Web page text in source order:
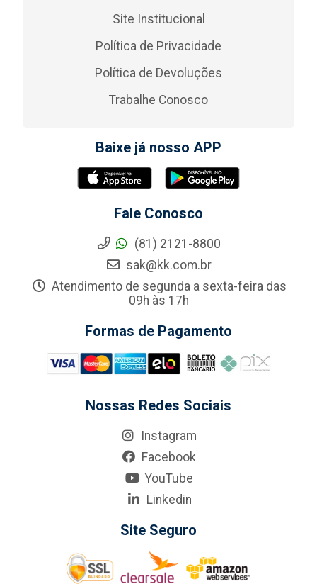
Site Institucional
Política de Privacidade
Política de Devoluções
Trabalhe Conosco
Baixe já nosso APP
Fale Conosco
(81) 2121-8800
sak@kk.com.br
Atendimento de segunda a sexta-feira das
09h às 17h
Formas de Pagamento
Nossas Redes Sociais
Instagram
Facebook
YouTube
Linkedin
Site Seguro